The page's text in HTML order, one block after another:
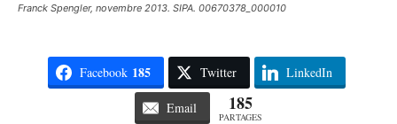
Franck Spengler, novembre 2013. SIPA. 00670378_000010
Facebook 185 Twitter LinkedIn
Email 185
PARTAGES